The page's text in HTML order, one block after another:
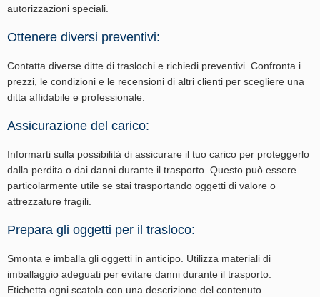
autorizzazioni speciali.
Ottenere diversi preventivi:
Contatta diverse ditte di traslochi e richiedi preventivi. Confronta i
prezzi, le condizioni e le recensioni di altri clienti per scegliere una
ditta affidabile e professionale.
Assicurazione del carico:
Informarti sulla possibilità di assicurare il tuo carico per proteggerlo
dalla perdita o dai danni durante il trasporto. Questo può essere
particolarmente utile se stai trasportando oggetti di valore o
attrezzature fragili.
Prepara gli oggetti per il trasloco:
Smonta e imballa gli oggetti in anticipo. Utilizza materiali di
imballaggio adeguati per evitare danni durante il trasporto.
Etichetta ogni scatola con una descrizione del contenuto.